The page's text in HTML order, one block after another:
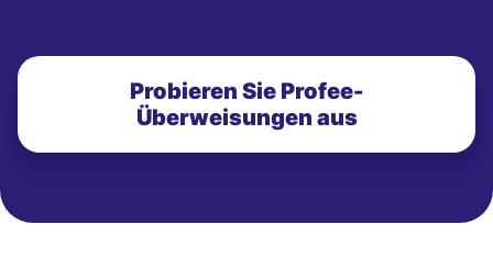
Probieren Sie Profee-
Überweisungen aus